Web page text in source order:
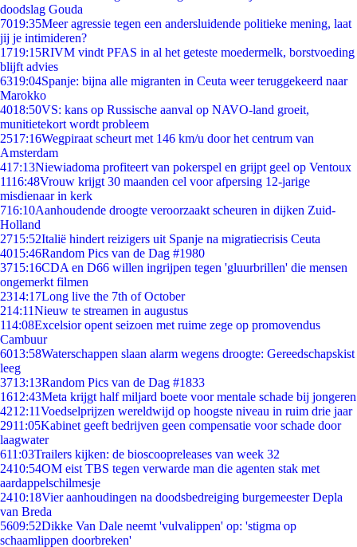
doodslag Gouda
7019:35Meer agressie tegen een andersluidende politieke mening, laat
jij je intimideren?
1719:15RIVM vindt PFAS in al het geteste moedermelk, borstvoeding
blijft advies
6319:04Spanje: bijna alle migranten in Ceuta weer teruggekeerd naar
Marokko
4018:50VS: kans op Russische aanval op NAVO-land groeit,
munitietekort wordt probleem
2517:16Wegpiraat scheurt met 146 km/u door het centrum van
Amsterdam
417:13Niewiadoma profiteert van pokerspel en grijpt geel op Ventoux
1116:48Vrouw krijgt 30 maanden cel voor afpersing 12-jarige
misdienaar in kerk
716:10Aanhoudende droogte veroorzaakt scheuren in dijken Zuid-
Holland
2715:52Italië hindert reizigers uit Spanje na migratiecrisis Ceuta
4015:46Random Pics van de Dag #1980
3715:16CDA en D66 willen ingrijpen tegen 'gluurbrillen' die mensen
ongemerkt filmen
2314:17Long live the 7th of October
214:11Nieuw te streamen in augustus
114:08Excelsior opent seizoen met ruime zege op promovendus
Cambuur
6013:58Waterschappen slaan alarm wegens droogte: Gereedschapskist
leeg
3713:13Random Pics van de Dag #1833
1612:43Meta krijgt half miljard boete voor mentale schade bij jongeren
4212:11Voedselprijzen wereldwijd op hoogste niveau in ruim drie jaar
2911:05Kabinet geeft bedrijven geen compensatie voor schade door
laagwater
611:03Trailers kijken: de bioscoopreleases van week 32
2410:54OM eist TBS tegen verwarde man die agenten stak met
aardappelschilmesje
2410:18Vier aanhoudingen na doodsbedreiging burgemeester Depla
van Breda
5609:52Dikke Van Dale neemt 'vulvalippen' op: 'stigma op
schaamlippen doorbreken'